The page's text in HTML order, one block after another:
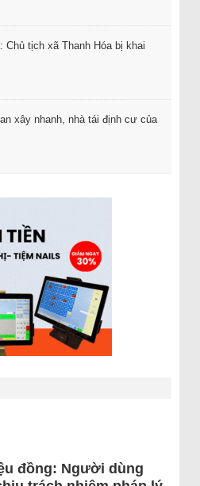
Chủ tịch xã Thanh Hóa bị khai
xây nhanh, nhà tái định cư của
đồng: Người dùng